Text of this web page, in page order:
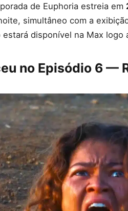
de Euphoria estreia em
simultâneo com a
disponível na Max logo
no Episódio 6 —